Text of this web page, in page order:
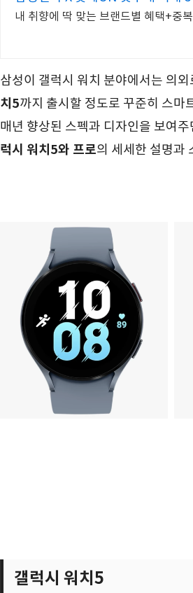
내 취향에 딱 맞는 브랜드별 혜택+중
삼성이 갤럭시 워치 분야에서는 의
치5까지 출시할 정도로 꾸준히 스마
매년 향상된 스펙과 디자인을 보여
럭시 워치5와 프로의 세세한 설명과
갤럭시 워치5